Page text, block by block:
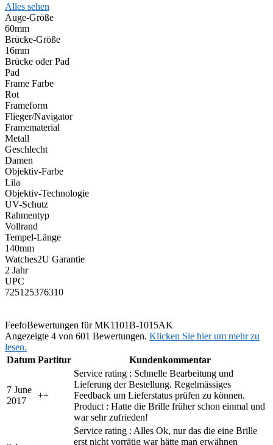
Alles sehen
Auge-Größe
60mm
Brücke-Größe
16mm
Brücke oder Pad
Pad
Frame Farbe
Rot
Frameform
Flieger/Navigator
Framematerial
Metall
Geschlecht
Damen
Objektiv-Farbe
Lila
Objektiv-Technologie
UV-Schutz
Rahmentyp
Vollrand
Tempel-Länge
140mm
Watches2U Garantie
2 Jahr
UPC
725125376310
FeefoBewertungen für MK1101B-1015AK
Angezeigte 4 von 601 Bewertungen. Klicken Sie hier um mehr zu
lesen.
Datum Partitur Kundenkommentar
7 June
2017
++
Service rating : Schnelle Bearbeitung und
Lieferung der Bestellung. Regelmässiges
Feedback um Lieferstatus prüfen zu können.
Product : Hatte die Brille früher schon einmal und
war sehr zufrieden!
Service rating : Alles Ok, nur das die eine Brille
erst nicht vorrätig war hätte man erwähnen